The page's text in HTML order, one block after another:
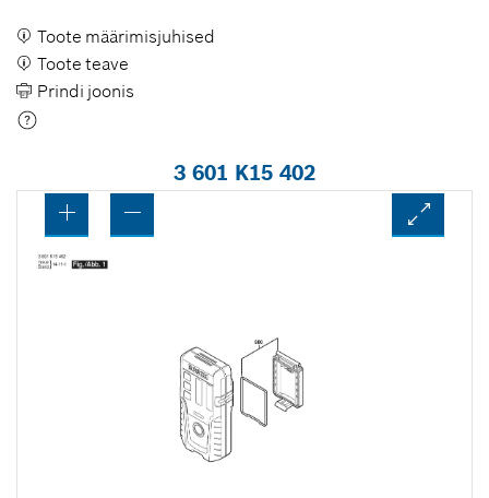
Toote määrimisjuhised
Toote teave
Prindi joonis
3 601 K15 402